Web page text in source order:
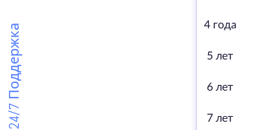
24/7 Поддержка 4 года
5 лет
6 лет
7 лет